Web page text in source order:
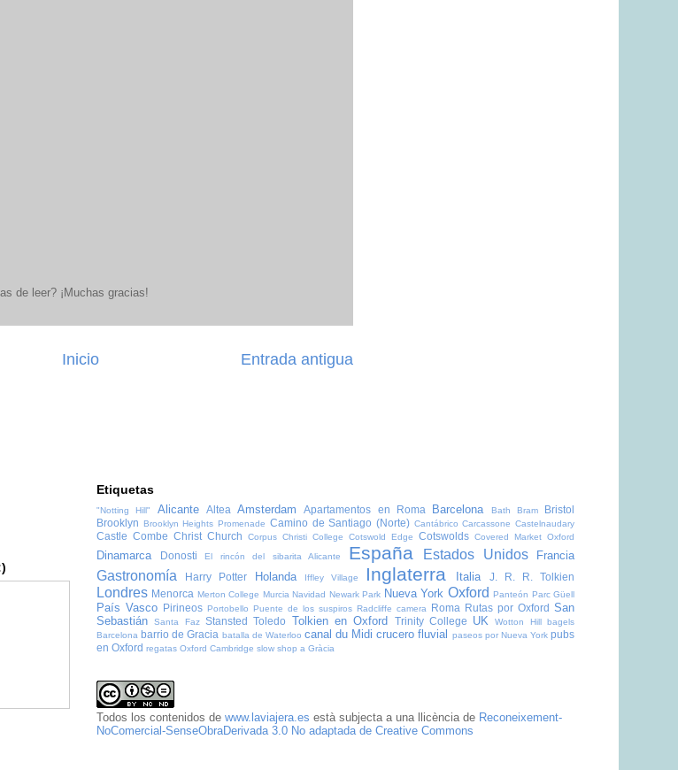
de leer? ¡Muchas gracias!
Entrada antigua
Inicio
Etiquetas
"Notting Hill" Alicante Altea Amsterdam Apartamentos en Roma Barcelona Bath Bram
Bristol
Brooklyn Brooklyn Heights Promenade Camino de Santiago (Norte) Cantábrico Carcassone Castelnaudary
Castle Combe Christ Church Corpus Christi College Cotswold Edge Cotswolds Covered Market Oxford
Dinamarca Donosti El rincón del sibarita Alicante España Estados Unidos Francia
Gastronomía Harry Potter Holanda Iffley Village Inglaterra Italia J. R. R. Tolkien
Londres Menorca Merton College Murcia Navidad Newark Park Nueva York Oxford Panteón Parc Güell
País Vasco Pirineos Portobello Puente de los suspiros Radcliffe camera Roma Rutas por Oxford San
Sebastián
Santa Faz Stansted Toledo Tolkien en Oxford Trinity College UK Wotton Hill bagels
Barcelona barrio de Gracia batalla de Waterloo canal du Midi crucero fluvial paseos por Nueva York pubs
en Oxford regatas Oxford Cambridge slow shop a Gràcia
Todos los contenidos de www.laviajera.es està subjecta a una llicència de Reconeixement-
NoComercial-SenseObraDerivada 3.0 No adaptada de Creative Commons